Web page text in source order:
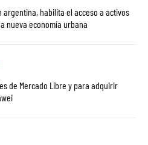
el acceso a activos
nueva economía urbana
de Mercado Libre y para adquirir